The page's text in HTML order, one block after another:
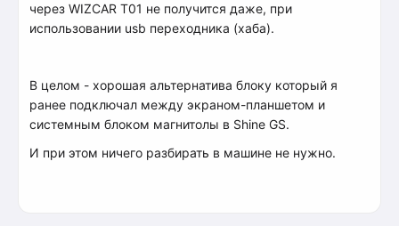
через WIZCAR T01 не получится даже, при
использовании usb переходника (хаба).
В целом - хорошая альтернатива блоку который я
ранее подключал между экраном-планшетом и
системным блоком магнитолы в Shine GS.
И при этом ничего разбирать в машине не нужно.